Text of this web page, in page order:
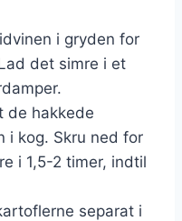
i gryden for
det simre i et
de hakkede
i kog. Skru ned for
i 1,5-2 timer, indtil
separat i